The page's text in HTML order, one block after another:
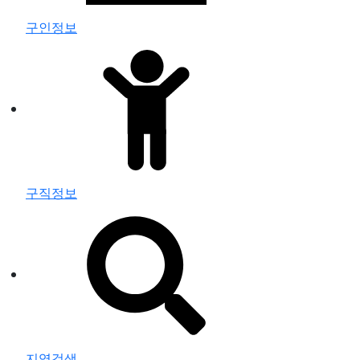
구인정보
구직정보